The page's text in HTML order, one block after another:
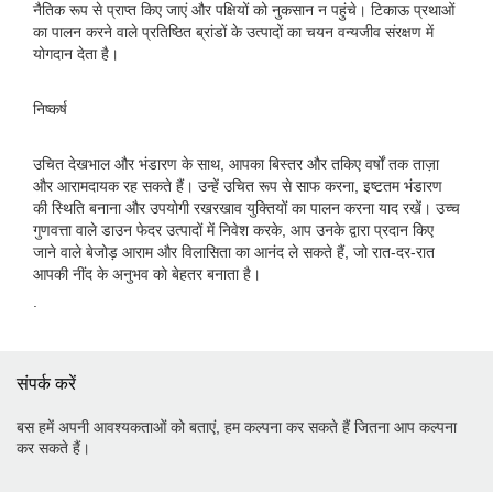
नैतिक रूप से प्राप्त किए जाएं और पक्षियों को नुकसान न पहुंचे। टिकाऊ प्रथाओं
का पालन करने वाले प्रतिष्ठित ब्रांडों के उत्पादों का चयन वन्यजीव संरक्षण में
योगदान देता है।
निष्कर्ष
उचित देखभाल और भंडारण के साथ, आपका बिस्तर और तकिए वर्षों तक ताज़ा
और आरामदायक रह सकते हैं। उन्हें उचित रूप से साफ करना, इष्टतम भंडारण
की स्थिति बनाना और उपयोगी रखरखाव युक्तियों का पालन करना याद रखें। उच्च
गुणवत्ता वाले डाउन फेदर उत्पादों में निवेश करके, आप उनके द्वारा प्रदान किए
जाने वाले बेजोड़ आराम और विलासिता का आनंद ले सकते हैं, जो रात-दर-रात
आपकी नींद के अनुभव को बेहतर बनाता है।
संपर्क करें
बस हमें अपनी आवश्यकताओं को बताएं, हम कल्पना कर सकते हैं जितना आप कल्पना
कर सकते हैं।